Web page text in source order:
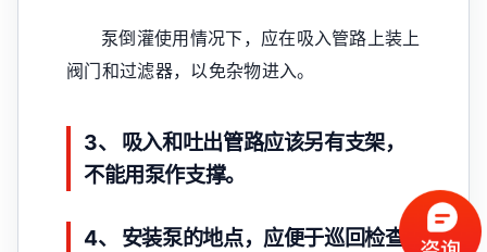
泵倒灌使用情况下，应在吸入管路上装上
阀门和过滤器，以免杂物进入。
3、 吸入和吐出管路应该另有支架，
不能用泵作支撑。
4、 安装泵的地点，应便于巡回检查